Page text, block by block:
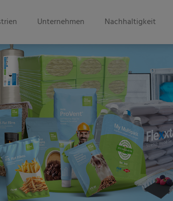
Unternehmen Nachhaltigkeit